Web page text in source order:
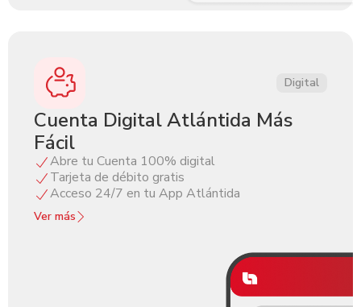
Digital
Cuenta Digital Atlántida Más
Fácil
Abre tu Cuenta 100% digital
Tarjeta de débito gratis
Acceso 24/7 en tu App Atlántida
Ver más